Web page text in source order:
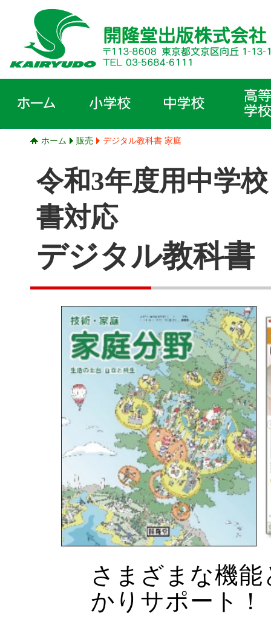
ホーム 販売 デジタル教科書 家庭
令和3年度用中学
書対応
デジタル教科書
さまざまな機
かりサポート！